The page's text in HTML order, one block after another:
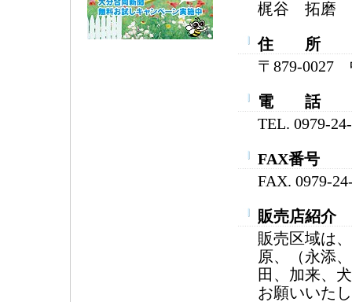
梶谷 拓磨
住 所
〒879-0027
電 話
TEL. 0979-
FAX番号
FAX. 0979-
販売店紹介
販売区域は
原、（永添
田、加来、
お願いいた